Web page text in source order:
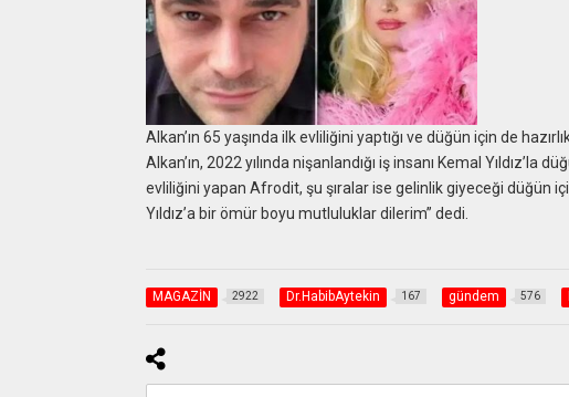
Alkan’ın 65 yaşında ilk evliliğini yaptığı ve düğün için de
Alkan’ın, 2022 yılında nişanlandığı iş insanı Kemal
evliliğini yapan Afrodit, şu şıralar ise gelinlik giyeceği düğün
Yıldız’a bir ömür boyu mutluluklar dilerim” dedi.
MAGAZİN 2922 Dr.HabibAytekin 167 gündem 576